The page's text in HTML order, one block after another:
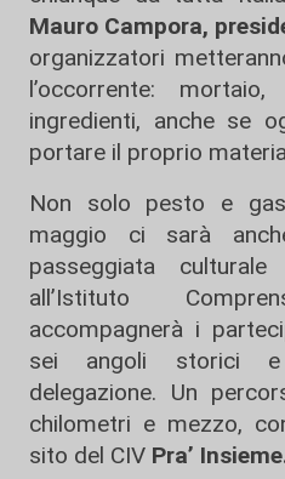
Mauro Campora,
organizzatori
l’occorrente:
ingredienti, anche se
portare il proprio
Non solo pesto e
maggio ci sarà
passeggiata
all’Istituto
accompagnerà i
sei angoli storici e
delegazione. Un
chilometri e mezzo,
sito del CIV Pra’